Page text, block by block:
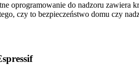
oprogramowanie do nadzoru
czy to bezpieczeństwo domu czy